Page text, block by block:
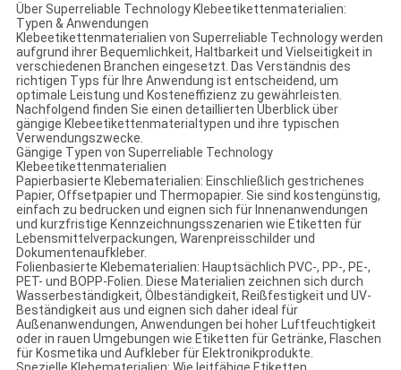
Über Superreliable Technology Klebeetikettenmaterialien:
Typen & Anwendungen
Klebeetikettenmaterialien von Superreliable Technology werden
aufgrund ihrer Bequemlichkeit, Haltbarkeit und Vielseitigkeit in
verschiedenen Branchen eingesetzt. Das Verständnis des
richtigen Typs für Ihre Anwendung ist entscheidend, um
optimale Leistung und Kosteneffizienz zu gewährleisten.
Nachfolgend finden Sie einen detaillierten Überblick über
gängige Klebeetikettenmaterialtypen und ihre typischen
Verwendungszwecke.
Gängige Typen von Superreliable Technology
Klebeetikettenmaterialien
Papierbasierte Klebematerialien: Einschließlich gestrichenes
Papier, Offsetpapier und Thermopapier. Sie sind kostengünstig,
einfach zu bedrucken und eignen sich für Innenanwendungen
und kurzfristige Kennzeichnungsszenarien wie Etiketten für
Lebensmittelverpackungen, Warenpreisschilder und
Dokumentenaufkleber.
Folienbasierte Klebematerialien: Hauptsächlich PVC-, PP-, PE-,
PET- und BOPP-Folien. Diese Materialien zeichnen sich durch
Wasserbeständigkeit, Ölbeständigkeit, Reißfestigkeit und UV-
Beständigkeit aus und eignen sich daher ideal für
Außenanwendungen, Anwendungen bei hoher Luftfeuchtigkeit
oder in rauen Umgebungen wie Etiketten für Getränke, Flaschen
für Kosmetika und Aufkleber für Elektronikprodukte.
Spezielle Klebematerialien: Wie leitfähige Etiketten,